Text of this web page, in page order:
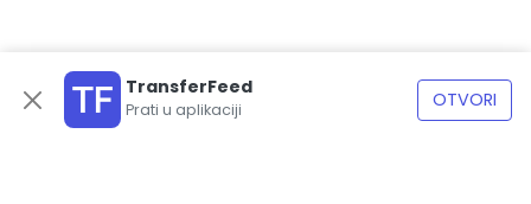
TransferFeed
Prati u aplikaciji OTVORI